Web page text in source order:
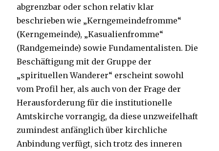
abgrenzbar oder schon relativ klar
beschrieben wie „Kerngemeindefromme“
(Kerngemeinde), „Kasualienfromme“
(Randgemeinde) sowie Fundamentalisten. Die
Beschäftigung mit der Gruppe der
„spirituellen Wanderer“ erscheint sowohl
vom Profil her, als auch von der Frage der
Herausforderung für die institutionelle
Amtskirche vorrangig, da diese unzweifelhaft
zumindest anfänglich über kirchliche
Anbindung verfügt, sich trotz des inneren